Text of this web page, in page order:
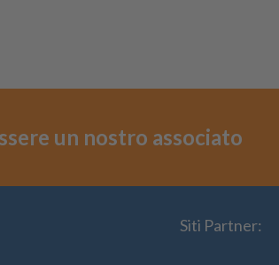
un nostro associato
Siti Partner: